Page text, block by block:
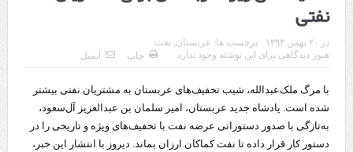
قدردانی وزیر میراث فرهنگی، گردشگری و صنایع دستی از استاندار اردبیل
استاندار اردبیل در دیدار دبیر شورای‌عالی مناطق آزاد و ویژه اقتصادی:
راه‌اندازی کامل منطقه آزاد اردبیل-بیله‌سوار و منطقه ویژه اقتصادی نمین تسریع
شود
در دیدار استاندار اردبیل و مدیرعامل بانک سینا محقق شد؛
نفتی
در ۲۰ بهمن ۱۳۹۳ برچسب ها: عربستان نفت
هنوز دیدگاهی برای این نوشته وجود ندارد
چاپ ایمیل
با مرگ ملک‌عبدالله، شیب تخفیف‌های عربستان به مشتریان نفتی بیشتر
شده است. پادشاه جدید عربستان، امیر سلمان بن عبدالعزیز آل‌سعود،
به‌تازگی با صدور دستوراتی عرضه نفت با تخفیف‌های ویژه و تاریخی را در
دستور کار قرار داده تا نفت کماکان ارزان بماند. دیروز با انتشار این خبر،